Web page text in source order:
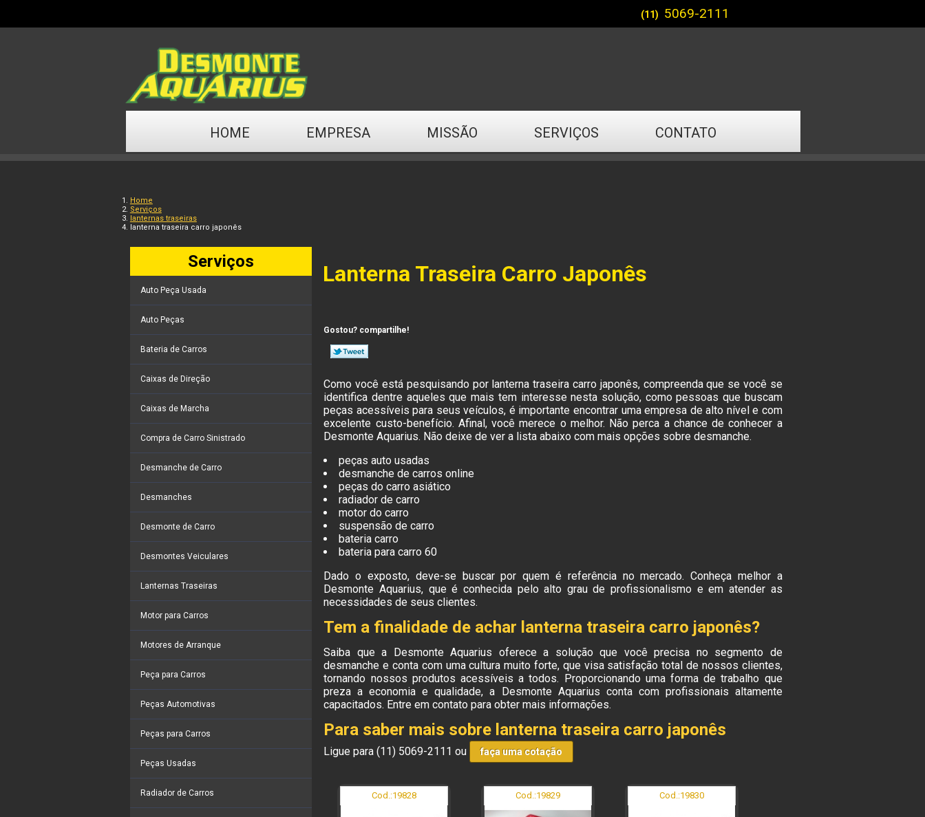
HOME EMPRESA MISSÃO SERVIÇOS CONTATO
(11) 5069-2111
Home
Serviços
lanternas traseiras
lanterna traseira carro japonês
Serviços
Auto Peça Usada
Auto Peças
Bateria de Carros
Caixas de Direção
Caixas de Marcha
Compra de Carro Sinistrado
Desmanche de Carro
Desmanches
Desmonte de Carro
Desmontes Veiculares
Lanternas Traseiras
Motor para Carros
Motores de Arranque
Peça para Carros
Peças Automotivas
Peças para Carros
Peças Usadas
Radiador de Carros
Lanterna Traseira Carro Japonês
Gostou? compartilhe!
Como você está pesquisando por lanterna traseira carro japonês, compreenda que se você se
identifica dentre aqueles que mais tem interesse nesta solução, como pessoas que buscam
peças acessíveis para seus veículos, é importante encontrar uma empresa de alto nível e com
excelente custo-benefício. Afinal, você merece o melhor. Não perca a chance de conhecer a
Desmonte Aquarius. Não deixe de ver a lista abaixo com mais opções sobre desmanche.
peças auto usadas
desmanche de carros online
peças do carro asiático
radiador de carro
motor do carro
suspensão de carro
bateria carro
bateria para carro 60
Dado o exposto, deve-se buscar por quem é referência no mercado. Conheça melhor a
Desmonte Aquarius, que é conhecida pelo alto grau de profissionalismo e em atender as
necessidades de seus clientes.
Tem a finalidade de achar lanterna traseira carro japonês?
Saiba que a Desmonte Aquarius oferece a solução que você precisa no segmento de
desmanche e conta com uma cultura muito forte, que visa satisfação total de nossos clientes,
tornando nossos produtos acessíveis a todos. Proporcionando uma forma de trabalho que
preza a economia e qualidade, a Desmonte Aquarius conta com profissionais altamente
capacitados. Entre em contato para obter mais informações.
Para saber mais sobre lanterna traseira carro japonês
Ligue para(11) 5069-2111 ou faça uma cotação
Cod.:19828 Cod.:19829 Cod.:19830